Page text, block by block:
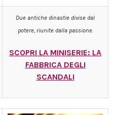
Due antiche dinastie divise dal
potere, riunite dalla passione.
SCOPRI LA MINISERIE: LA
FABBRICA DEGLI
SCANDALI